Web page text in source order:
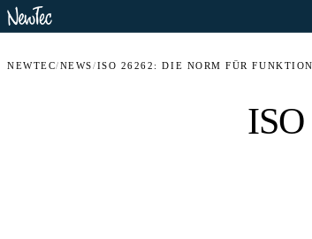
NEWTEC/NEWS/ISO 26262: DIE NORM FÜR